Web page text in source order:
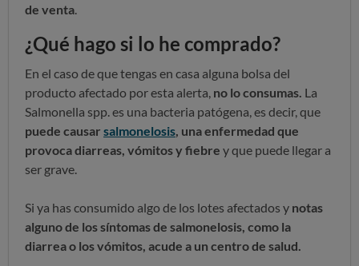
de venta
¿Qué hago si lo he comprado?
En el caso de que tengas en casa alguna bolsa del
producto afectado por esta alerta, no lo consumas. La
Salmonella spp. es una bacteria patógena, es decir, que
puede causar salmonelosis , una enfermedad que
provoca diarreas, vómitos y fiebre y que puede llegar a
ser grave.
Si ya has consumido algo de los lotes afectados y notas
alguno de los síntomas de salmonelosis, como la
diarrea o los vómitos, acude a un centro de salud.